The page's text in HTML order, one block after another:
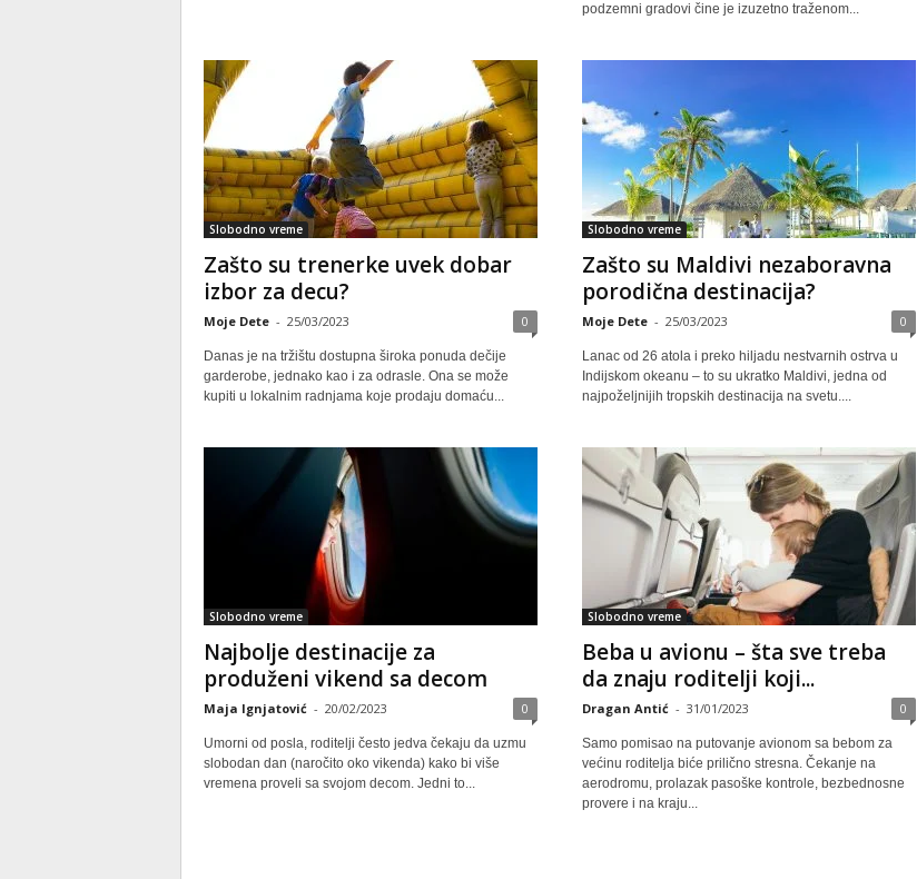
podzemni gradovi čine je izuzetno traženom...
Slobodno vreme
Zašto su trenerke uvek dobar
izbor za decu?
Moje Dete - 25/03/2023 0
Danas je na tržištu dostupna široka ponuda dečije
garderobe, jednako kao i za odrasle. Ona se može
kupiti u lokalnim radnjama koje prodaju domaću...
Slobodno vreme
Zašto su Maldivi nezaboravna
porodična destinacija?
Moje Dete - 25/03/2023 0
Lanac od 26 atola i preko hiljadu nestvarnih ostrva u
Indijskom okeanu – to su ukratko Maldivi, jedna od
najpoželjnijih tropskih destinacija na svetu....
Slobodno vreme
Najbolje destinacije za
produženi vikend sa decom
Maja Ignjatović - 20/02/2023 0
Umorni od posla, roditelji često jedva čekaju da uzmu
slobodan dan (naročito oko vikenda) kako bi više
vremena proveli sa svojom decom. Jedni to...
Slobodno vreme
Beba u avionu – šta sve treba
da znaju roditelji koji...
Dragan Antić - 31/01/2023 0
Samo pomisao na putovanje avionom sa bebom za
većinu roditelja biće prilično stresna. Čekanje na
aerodromu, prolazak pasoške kontrole, bezbednosne
provere i na kraju...